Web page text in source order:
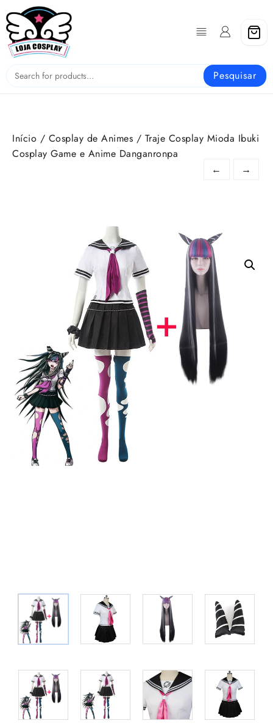
to
content
Pesquisar
Início / Cosplay de Animes / Traje Cosplay Mioda Ibuki
Cosplay Game e Anime Danganronpa
←
→